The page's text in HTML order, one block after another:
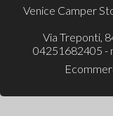
Venice Camper
Via Treponti,
04251682405 -